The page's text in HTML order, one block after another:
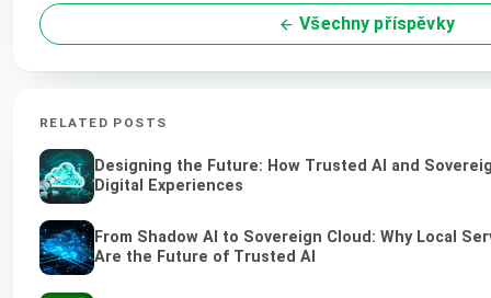
Všechny příspěvky
RELATED POSTS
Designing the Future: How Trusted AI and
Digital Experiences
From Shadow AI to Sovereign Cloud: Why Local
Are the Future of Trusted AI